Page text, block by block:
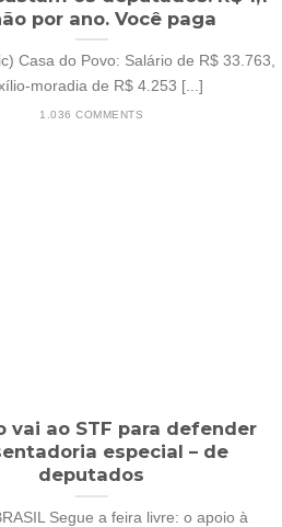
por ano. Você paga
Casa do Povo: Salário de R$ 33.763,
moradia de R$ 4.253 [...]
1.036 COMMENTS
vai ao STF para defender
especial – de
deputados
Segue a feira livre: o apoio à